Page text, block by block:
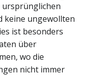
ursprünglichen
keine ungewollten
ist besonders
über
wo die
nicht immer